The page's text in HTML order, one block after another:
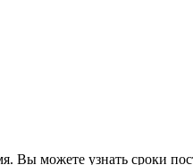
Вы можете узнать сроки